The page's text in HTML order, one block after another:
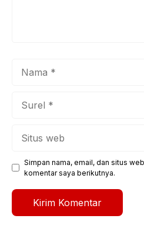
Simpan nama, email, dan situs
komentar saya berikutnya.